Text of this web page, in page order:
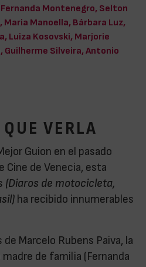
Montenegro, Selton
Manoella, Bárbara Luz,
Luiza Kosovski, Marjorie
Guilherme Silveira, Antonio
QUE VERLA
Guion en el pasado
Cine de Venecia, esta
(Diaros de motocicleta,
ha recibido innumerables
de Marcelo Rubens Paiva, la
de familia (Fernanda